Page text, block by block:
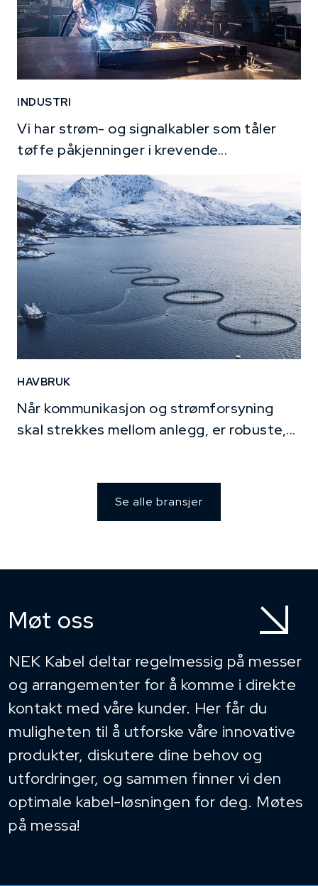
INDUSTRI
Vi har strøm- og signalkabler som tåler
tøffe påkjenninger i krevende...
HAVBRUK
Når kommunikasjon og strømforsyning
skal strekkes mellom anlegg, er robuste,...
Se alle bransjer
Møt oss
NEK Kabel deltar regelmessig på messer
og arrangementer for å komme i direkte
kontakt med våre kunder. Her får du
muligheten til å utforske våre innovative
produkter, diskutere dine behov og
utfordringer, og sammen finner vi den
optimale kabel-løsningen for deg. Møtes
på messa!